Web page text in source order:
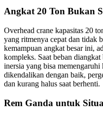
Angkat 20 Ton Bukan
Overhead crane kapasitas 20
yang ritmenya cepat dan tidak
kemampuan angkat besar ini,
kompleks. Saat beban
inersia yang bisa
dikendalikan dengan baik,
dan kurang halus saat berhenti.
Rem Ganda untuk